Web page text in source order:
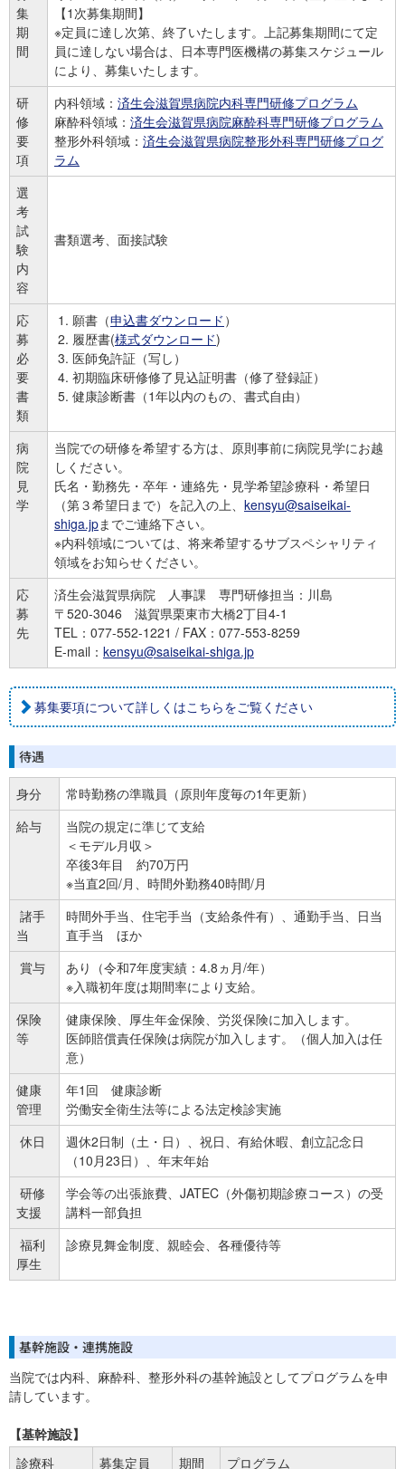
集
期
間
【1次募集期間】
※定員に達し次第、終了いたします。上記募集期間にて定
員に達しない場合は、日本専門医機構の募集スケジュール
により、募集いたします。
研
修
要
項
内科領域： 済生会滋賀県病院内科専門研修プログラム
麻酔科領域： 済生会滋賀県病院麻酔科専門研修プログラム
整形外科領域： 済生会滋賀県病院整形外科専門研修プログ
ラム
選
考
試
験
内
容
書類選考、面接試験
応
募
必
要
書
類
願書（申込書ダウンロード ）
履歴書(様式ダウンロード)
医師免許証（写し）
初期臨床研修修了見込証明書（修了登録証）
健康診断書（1年以内のもの、書式自由）
病
院
見
学
当院での研修を希望する方は、原則事前に病院見学にお越
しください。
氏名・勤務先・卒年・連絡先・見学希望診療科・希望日
（第３希望日まで）を記入の上、 kensyu@saiseikai-
shiga.jpまでご連絡下さい。
※内科領域については、将来希望するサブスペシャリティ
領域をお知らせください。
応
募
先
済生会滋賀県病院 人事課 専門研修担当：川島
〒520-3046 滋賀県栗東市大橋2丁目4-1
TEL：077-552-1221 / FAX：077-553-8259
E-mail： kensyu@saiseikai-shiga.jp
募集要項について詳しくはこちらをご覧ください
待遇
身分
常時勤務の準職員（原則年度毎の1年更新）
給与
当院の規定に準じて支給
＜モデル月収＞
卒後3年目 約70万円
※当直2回/月、時間外勤務40時間/月
諸手
当
時間外手当、住宅手当（支給条件有）、通勤手当、日当
直手当 ほか
賞与
あり（令和7年度実績：4.8ヵ月/年）
※入職初年度は期間率により支給。
保険
等
健康保険、厚生年金保険、労災保険に加入します。
医師賠償責任保険は病院が加入します。（個人加入は任
意）
健康
管理
年1回 健康診断
労働安全衛生法等による法定検診実施
休日
週休2日制（土・日）、祝日、有給休暇、創立記念日
（10月23日）、年末年始
研修
支援
学会等の出張旅費、JATEC（外傷初期診療コース）の受
講料一部負担
福利
厚生
診療見舞金制度、親睦会、各種優待等
基幹施設・連携施設
当院では内科、麻酔科、整形外科の基幹施設としてプログラムを申
請しています。
【基幹施設】
診療科
募集定員 期間 プログラム